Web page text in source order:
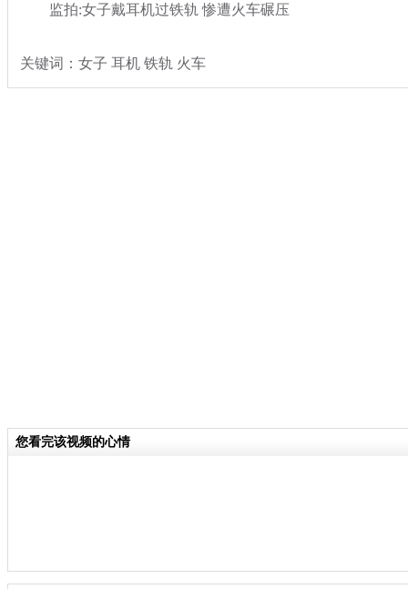
监拍:女子戴耳机过铁轨 惨遭火车碾压
关键词：女子 耳机 铁轨 火车
您看完该视频的心情